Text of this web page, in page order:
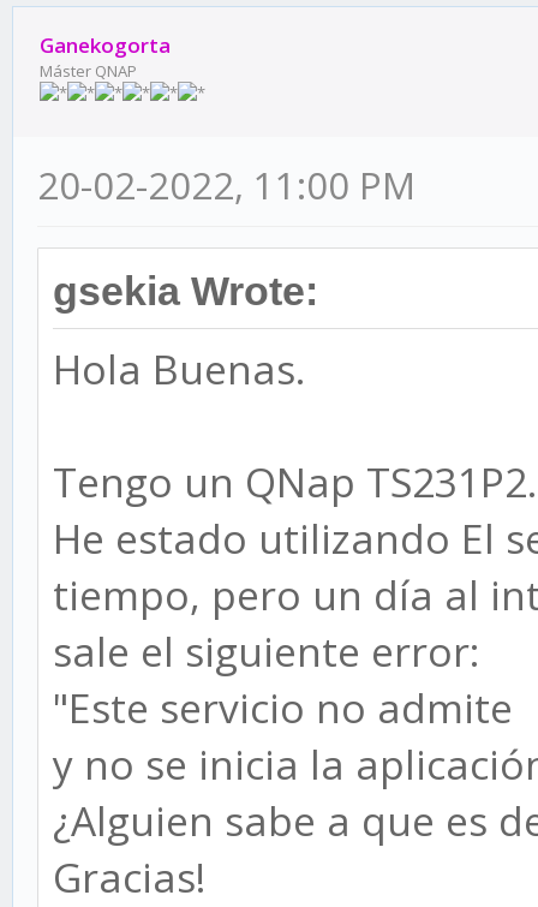
Ganekogorta
Máster QNAP
20-02-2022, 11:00 PM
gsekia Wrote:
Hola Buenas.
Tengo un QNap TS231P2.
He estado utilizando El
tiempo, pero un día al
sale el siguiente error:
"Este servicio no admite
y no se inicia la
¿Alguien sabe a que es
Gracias!